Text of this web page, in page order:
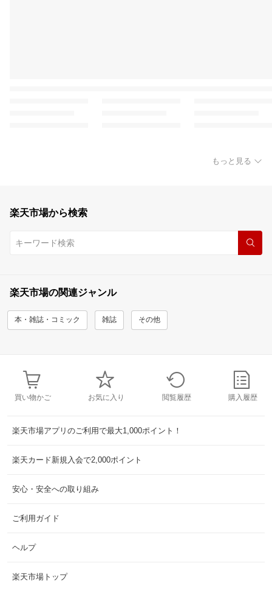
もっと見る
楽天市場から検索
楽天市場の関連ジャンル
本・雑誌・コミック 雑誌 その他
買い物かご お気に入り 閲覧履歴 購入履歴
楽天市場アプリのご利用で最大1,000ポイント！
楽天カード新規入会で2,000ポイント
安心・安全への取り組み
ご利用ガイド
ヘルプ
楽天市場トップ